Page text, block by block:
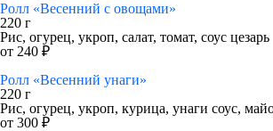
Ролл «Весенний с овощами»
220 г
Рис, огурец, укроп, салат, томат, соус цезарь
от 240 ₽
Ролл «Весенний унаги»
220 г
Рис, огурец, укроп, курица, унаги соус,
от 300 ₽